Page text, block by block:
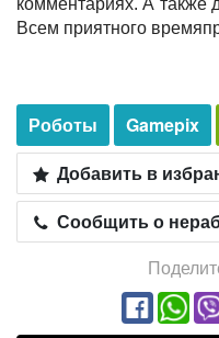
комментариях. А также
Всем приятного
Роботы Gamepix
Добавить в
Сообщить о